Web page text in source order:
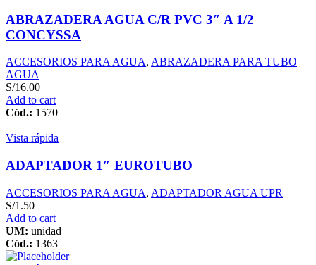
ABRAZADERA AGUA C/R PVC 3″ A 1/2
CONCYSSA
ACCESORIOS PARA AGUA, ABRAZADERA PARA TUBO
AGUA
S/16.00
Add to cart
Cód.: 1570
Vista rápida
ADAPTADOR 1″ EUROTUBO
ACCESORIOS PARA AGUA, ADAPTADOR AGUA UPR
S/1.50
Add to cart
UM: unidad
Cód.: 1363